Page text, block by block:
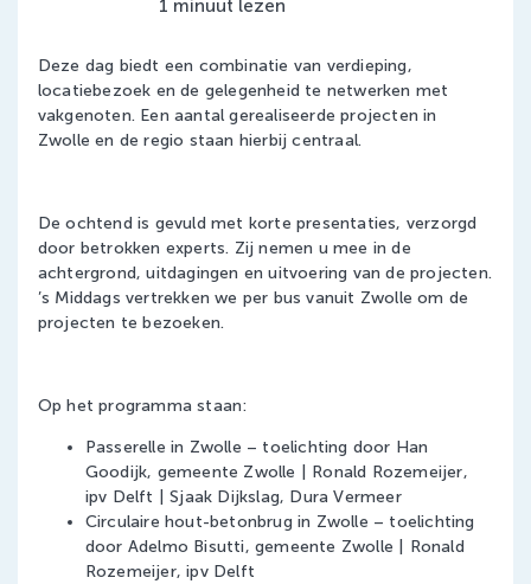
1 minuut lezen
Deze dag biedt een combinatie van verdieping,
locatiebezoek en de gelegenheid te netwerken met
vakgenoten. Een aantal gerealiseerde projecten in
Zwolle en de regio staan hierbij centraal.
De ochtend is gevuld met korte presentaties, verzorgd
door betrokken experts. Zij nemen u mee in de
achtergrond, uitdagingen en uitvoering van de projecten.
’s Middags vertrekken we per bus vanuit Zwolle om de
projecten te bezoeken.
Op het programma staan:
Passerelle in Zwolle – toelichting door Han
Goodijk, gemeente Zwolle | Ronald Rozemeijer,
ipv Delft | Sjaak Dijkslag, Dura Vermeer
Circulaire hout-betonbrug in Zwolle – toelichting
door Adelmo Bisutti, gemeente Zwolle | Ronald
Rozemeijer, ipv Delft